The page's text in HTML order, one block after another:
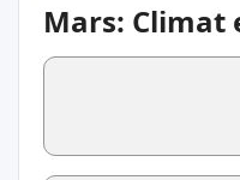
Mars: Climat